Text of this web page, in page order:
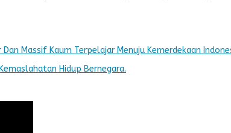
Massif Kaum Terpelajar Menuju Kemerdekaan
Hidup Bernegara.